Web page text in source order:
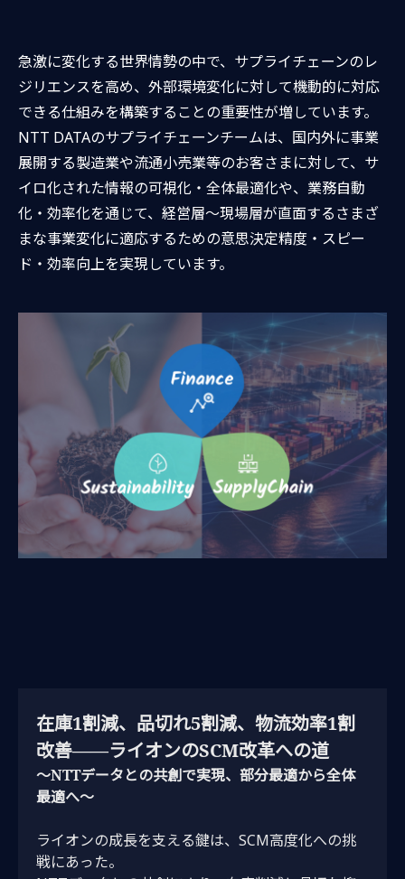
急激に変化する世界情勢の中で、サプライチェーンのレ
ジリエンスを高め、外部環境変化に対して機動的に対応
できる仕組みを構築することの重要性が増しています。
NTT DATAのサプライチェーンチームは、国内外に事業
展開する製造業や流通小売業等のお客さまに対して、サ
イロ化された情報の可視化・全体最適化や、業務自動
化・効率化を通じて、経営層～現場層が直面するさまざ
まな事業変化に適応するための意思決定精度・スピー
ド・効率向上を実現しています。
在庫1割減、品切れ5割減、物流効率1割
改善――ライオンのSCM改革への道
～NTTデータとの共創で実現、部分最適から全体
最適へ～
ライオンの成長を支える鍵は、SCM高度化への挑
戦にあった。